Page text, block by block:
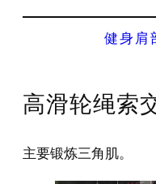
健身肩
高滑轮绳索
主要锻炼三角肌。